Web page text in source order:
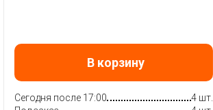
В корзину
Сегодня после 17:00
4 шт.